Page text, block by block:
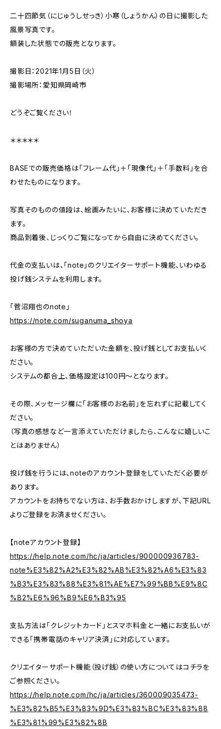
二十四節気（にじゅうしせっき）小寒（しょうかん）の日に撮影した
風景写真です。
額装した状態での販売となります。
撮影日：2021年1月5日（火）
撮影場所：愛知県岡崎市
どうぞご覧ください！
＊＊＊＊＊
BASEでの販売価格は「フレーム代」＋「現像代」＋「手数料」を合
わせたものになります。
写真そのものの値段は、絵画みたいに、お客様に決めていただき
ます。
商品到着後、じっくりご覧になってから自由に決めてください。
代金の支払いは、「note」のクリエイターサポート機能、いわゆる
投げ銭システムを利用します。
「菅沼翔也のnote」
https://note.com/suganuma_shoya
お客様の方で決めていただいた金額を、投げ銭としてお支払いく
ださい。
システムの都合上、価格設定は100円〜となります。
その際、メッセージ欄に「お客様のお名前」を忘れずに記載してく
ださい。
（写真の感想など一言添えていただけましたら、こんなに嬉しいこ
とはありません）
投げ銭を行うには、noteのアカウント登録をしていただく必要が
あります。
アカウントをお持ちでない方は、お手数おかけしますが、下記URL
よりご登録をお済ませください。
【noteアカウント登録】
https://help.note.com/hc/ja/articles/900000936783-
note%E3%82%A2%E3%82%AB%E3%82%A6%E3%83
%B3%E3%83%88%E3%81%AE%E7%99%BB%E9%8C
%B2%E6%96%B9%E6%B3%95
支払方法は「クレジットカード」とスマホ料金と一緒にお支払いが
できる「携帯電話のキャリア決済」に対応しています。
クリエイターサポート機能（投げ銭）の使い方についてはコチラを
ご参照ください。
https://help.note.com/hc/ja/articles/360009035473-
%E3%82%B5%E3%83%9D%E3%83%BC%E3%83%88
%E3%81%99%E3%82%8B